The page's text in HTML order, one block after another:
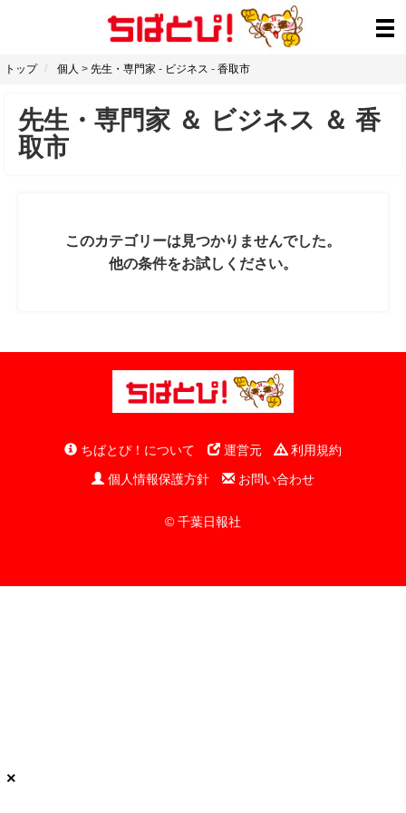
トップ 個人 > 先生・専門家 - ビジネス - 香取市
先生・専門家 ＆ ビジネス ＆ 香
取市
このカテゴリーは見つかりませんでした。
他の条件をお試しください。
ちばとぴ！について 運営元
利用規約
個人情報保護方針
お問い合わせ
© 千葉日報社
×